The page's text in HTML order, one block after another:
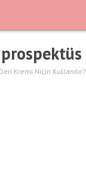
Kremi Niçin Kullanılır?